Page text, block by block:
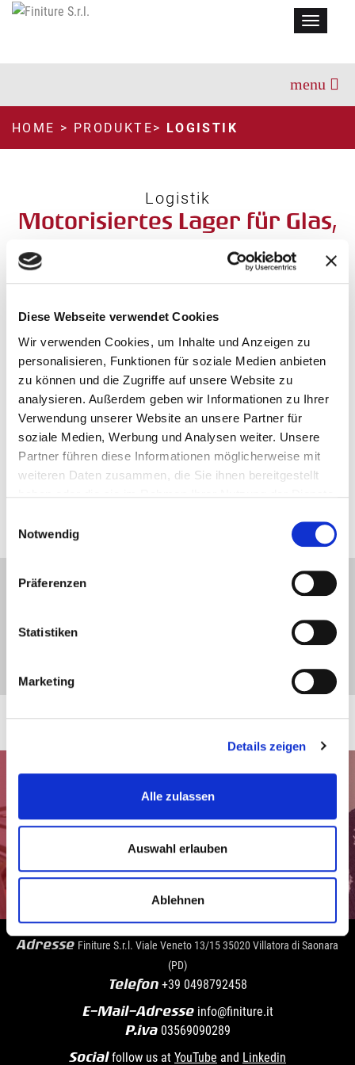
Diese Webseite verwendet Cookies
Wir verwenden Cookies, um Inhalte und Anzeigen zu
personalisieren, Funktionen für soziale Medien anbieten
zu können und die Zugriffe auf unsere Website zu
analysieren. Außerdem geben wir Informationen zu Ihrer
Verwendung unserer Website an unsere Partner für
soziale Medien, Werbung und Analysen weiter. Unsere
Partner führen diese Informationen möglicherweise mit
weiteren Daten zusammen, die Sie ihnen bereitgestellt
Notwendig
Präferenzen
Statistiken
Marketing
Details zeigen
Alle zulassen
Auswahl erlauben
Ablehnen
Menu
HOME > PRODUKTE> LOGISTIK
Logistik
Motorisiertes Lager für Glas,
Flügel und Rahmen
MA
TECHNISCHE
INFORMATIONEN
Kundenspezifisches Design
Gehen Sie auf die Seite Kontakte
Adresse Finiture S.r.l. Viale Veneto 13/15 35020 Villatora di Saonara
(PD)
Telefon +39 0498792458
E-Mail-Adresse info@finiture.it
P.iva03569090289
Socialfollow us atYouTube and Linkedin